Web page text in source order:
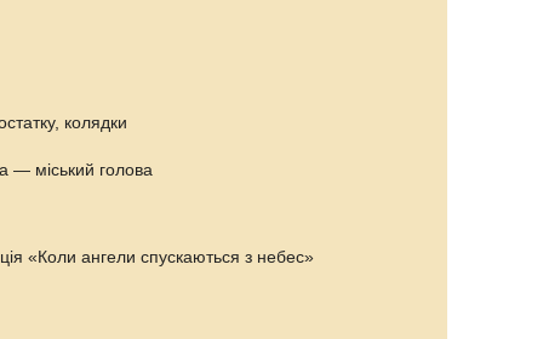
колядки
— міський голова
«Коли ангели спускаються з небес»